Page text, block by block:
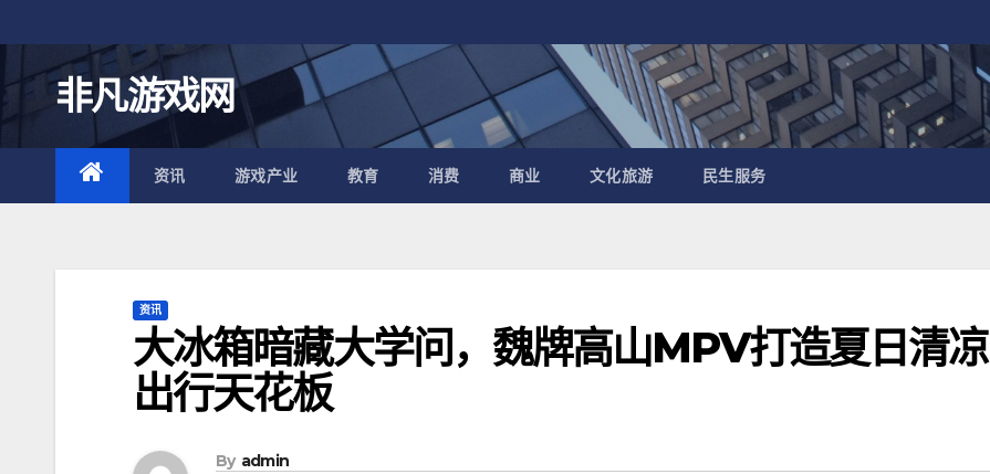
至
内
容
非凡游戏网
资讯 游戏产业 教育 消费 商业 文化旅游 民生服务
资讯
大冰箱暗藏大学问，魏牌高山MPV打造夏日清凉
出行天花板
By admin